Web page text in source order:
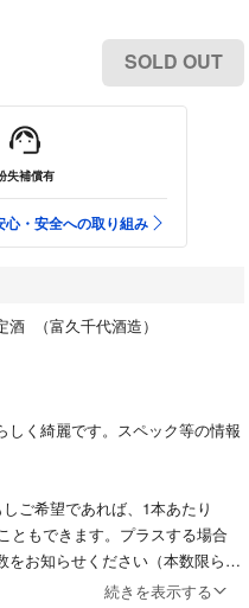
SOLD OUT
失補償有
心・安全への取り組み
（富久千代酒造）
く綺麗です。スペック等の情報
ご希望であれば、1本あたり
ともできます。プラスする場合
をお知らせください（本数限られ
申し訳ありません）。
続きを表示する